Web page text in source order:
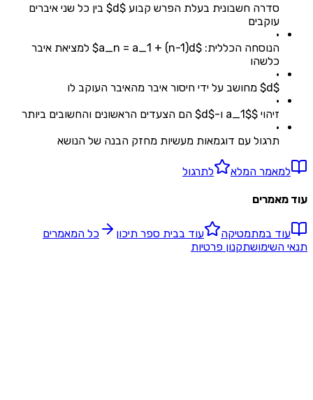
סדרה חשבונית בעלת הפרש קבוע $d$ בין כל שני איברים
עוקבים
הנוסחה הכללית: $a_n = a_1 + (n-1)d$ למציאת איבר
כלשהו
תרגול עם דוגמאות מעשיות מחזק הבנה של הנושא
המלא לתרגול
במתמטיקה עוד בבית ספר תיכון‬
כל המאמרים
תקנון פרטיות